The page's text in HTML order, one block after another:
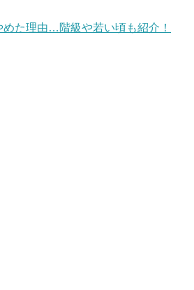
た理由…階級や若い頃も紹介！